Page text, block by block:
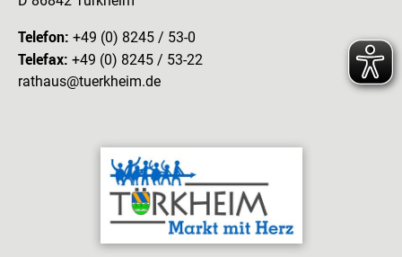
Telefon: +49 (0) 8245 / 53-0
Telefax: +49 (0) 8245 / 53-22
rathaus@tuerkheim.de